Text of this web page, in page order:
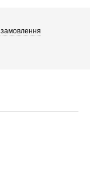
замовлення